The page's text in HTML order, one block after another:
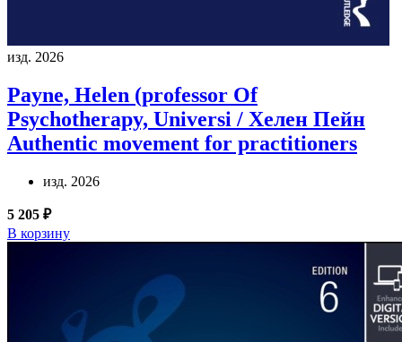
изд. 2026
Payne, Helen (professor Of
Psychotherapy, Universi / Хелен Пейн
Authentic movement for practitioners
изд. 2026
5 205 ₽
В корзину